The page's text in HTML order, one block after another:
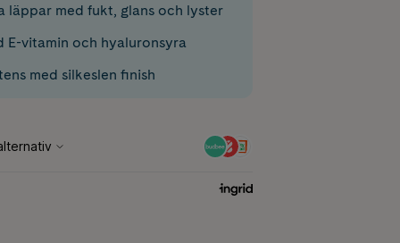
läppar med fukt, glans och lyster
E-vitamin och hyaluronsyra
med silkeslen finish